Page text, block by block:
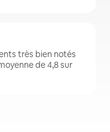
très bien notés
de 4,8 sur